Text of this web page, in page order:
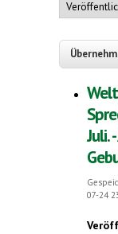
Juli.
07-24